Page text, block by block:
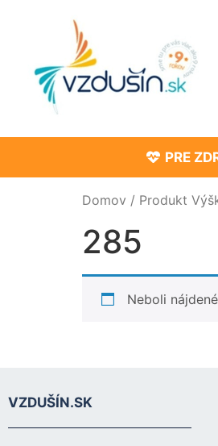
PRE
Domov / Produkt
285
Neboli
VZDUŠÍN.SK